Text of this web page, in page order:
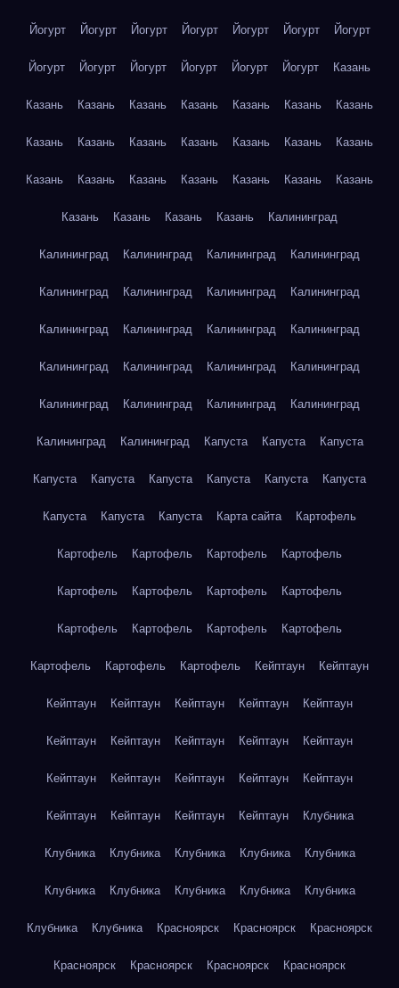
Йогурт Йогурт Йогурт Йогурт Йогурт Йогурт Йогурт
Йогурт Йогурт Йогурт Йогурт Йогурт Йогурт Казань
Казань Казань Казань Казань Казань Казань Казань
Казань Казань Казань Казань Казань Казань Казань
Казань Казань Казань Казань Казань Казань Казань
Казань Казань Казань Казань Калининград
Калининград Калининград Калининград Калининград
Калининград Калининград Калининград Калининград
Калининград Калининград Калининград Калининград
Калининград Калининград Калининград Калининград
Калининград Калининград Калининград Калининград
Калининград Калининград Капуста Капуста Капуста
Капуста Капуста Капуста Капуста Капуста Капуста
Капуста Капуста Капуста Карта сайта Картофель
Картофель Картофель Картофель Картофель
Картофель Картофель Картофель Картофель
Картофель Картофель Картофель Картофель
Картофель Картофель Картофель Кейптаун Кейптаун
Кейптаун Кейптаун Кейптаун Кейптаун Кейптаун
Кейптаун Кейптаун Кейптаун Кейптаун Кейптаун
Кейптаун Кейптаун Кейптаун Кейптаун Кейптаун
Кейптаун Кейптаун Кейптаун Кейптаун Клубника
Клубника Клубника Клубника Клубника Клубника
Клубника Клубника Клубника Клубника Клубника
Клубника Клубника Красноярск Красноярск Красноярск
Красноярск Красноярск Красноярск Красноярск